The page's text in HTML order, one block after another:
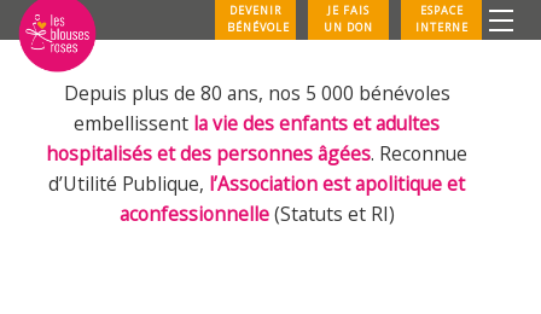
DEVENIR
BÉNÉVOLE
JE FAIS
UN DON
ESPACE
INTERNE
Depuis plus de 80 ans, nos 5 000 bénévoles
embellissent la vie des enfants et adultes
hospitalisés et des personnes âgées. Reconnue
d’Utilité Publique, l’Association est apolitique et
aconfessionnelle(Statuts et RI)